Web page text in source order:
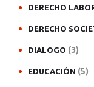
DERECHO
DERECHO
DIALOGO (3)
EDUCACIÓN (5)